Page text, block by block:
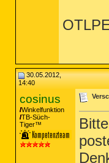
30.05.2012,
14:40
cosinus
Winkelfunktion
TB-Süch-
Tiger™